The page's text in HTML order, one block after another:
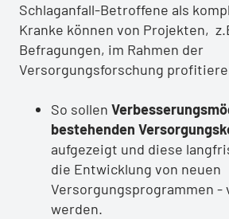
Schlaganfall-Betroffene als
Kranke können von Projekten,
Befragungen, im Rahmen der
Versorgungsforschung
So sollen
bestehenden
aufgezeigt und diese
die Entwicklung von neuen
Versorgungsprogrammen -
werden.